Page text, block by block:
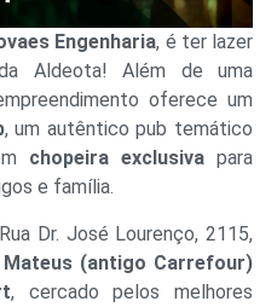
Engenharia, é ter lazer
Aldeota! Além de uma
oferece um
, um autêntico pub temático
chopeira exclusiva para
e família.
Rua Dr. José Lourenço, 2115,
(antigo Carrefour)
, cercado pelos melhores